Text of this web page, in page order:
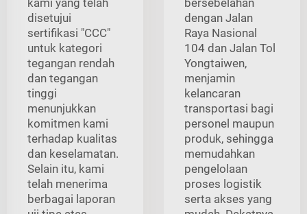
disetujui
sertifikasi "CCC"
untuk kategori
tegangan rendah
dan tegangan
tinggi
menunjukkan
komitmen kami
terhadap kualitas
dan keselamatan.
Selain itu, kami
telah menerima
berbagai laporan
dengan Jalan
Raya Nasional
104 dan Jalan Tol
Yongtaiwen,
menjamin
kelancaran
transportasi bagi
personel maupun
produk, sehingga
memudahkan
pengelolaan
proses logistik
serta akses yang